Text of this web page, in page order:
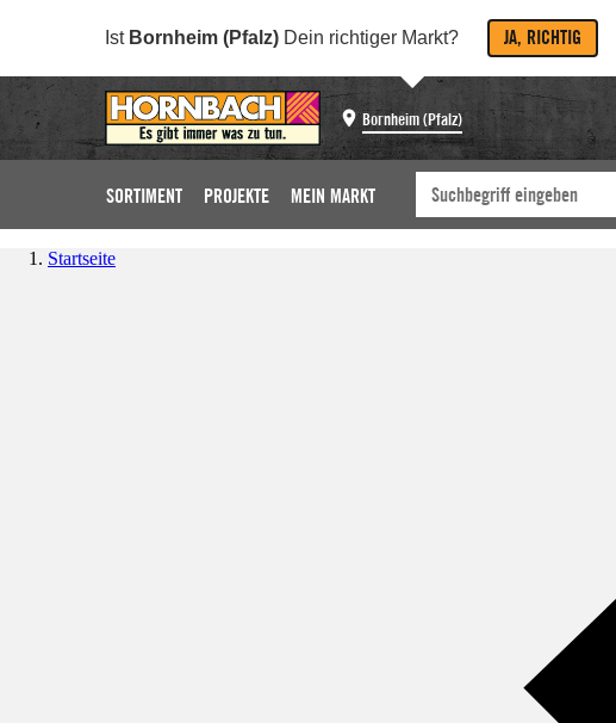
Ist Bornheim (Pfalz) Dein richtiger Markt? JA, RICHTIG
Bornheim (Pfalz)
SORTIMENT PROJEKTE MEIN MARKT
Startseite